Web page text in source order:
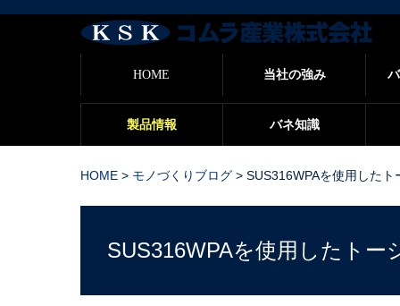
HOME 当社の強み
製品情報 バネ知識
HOME > モノづくりブログ > SUS316WPAを使用した
SUS316WPAを使用したト